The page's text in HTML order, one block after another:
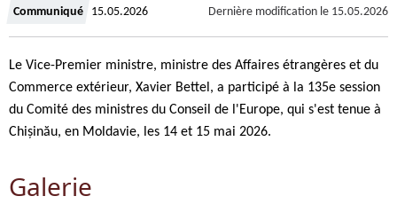
Communiqué
Crée
le
15.05.2026 Dernière modification le 15.05.2026
Le Vice-Premier ministre, ministre des Affaires étrangères et du
Commerce extérieur, Xavier Bettel, a participé à la 135e session
du Comité des ministres du Conseil de l'Europe, qui s'est tenue à
Chișinău, en Moldavie, les 14 et 15 mai 2026.
Galerie